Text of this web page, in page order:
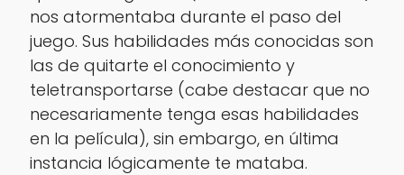
nos atormentaba durante el paso del
juego. Sus habilidades más conocidas son
las de quitarte el conocimiento y
teletransportarse (cabe destacar que no
necesariamente tenga esas habilidades
en la película), sin embargo, en última
instancia lógicamente te mataba.